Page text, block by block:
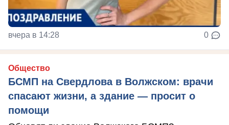
вчера в 14:28 0
Общество
БСМП на Свердлова в Волжском: врачи
спасают жизни, а здание — просит о
помощи